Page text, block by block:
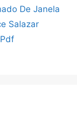
De Janela
Salazar